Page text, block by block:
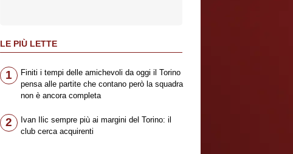
LE PIÙ LETTE
1
Finiti i tempi delle amichevoli da oggi il Torino
pensa alle partite che contano però la squadra
non è ancora completa
2
Ivan Ilic sempre più ai margini del Torino: il
club cerca acquirenti